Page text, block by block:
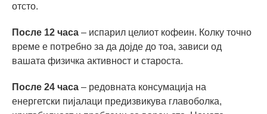
отсто.
После 12 часа – испарил целиот кофеин. Колку точно
време е потребно за да дојде до тоа, зависи од
вашата физичка активност и староста.
После 24 часа – редовната консумација на
енергетски пијалаци предизвикува главоболка,